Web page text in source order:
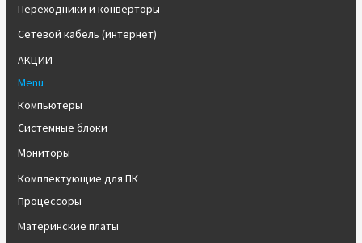
Переходники и конверторы
Сетевой кабель (интернет)
АКЦИИ
Menu
Компьютеры
Системные блоки
Мониторы
Комплектующие для ПК
Процессоры
Материнские платы